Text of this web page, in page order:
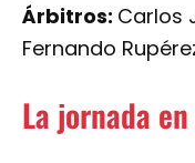
Árbitros: Carlos
Fernando
La jornada